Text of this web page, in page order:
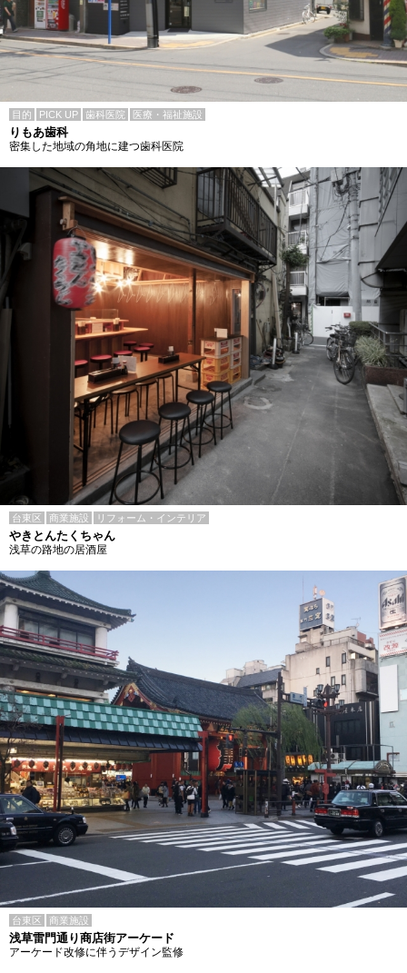
目的 PICK UP 歯科医院 医療・福祉施設
りもあ歯科
密集した地域の角地に建つ歯科医院
台東区 商業施設 リフォーム・インテリア
やきとんたくちゃん
浅草の路地の居酒屋
台東区 商業施設
浅草雷門通り商店街アーケード
アーケード改修に伴うデザイン監修